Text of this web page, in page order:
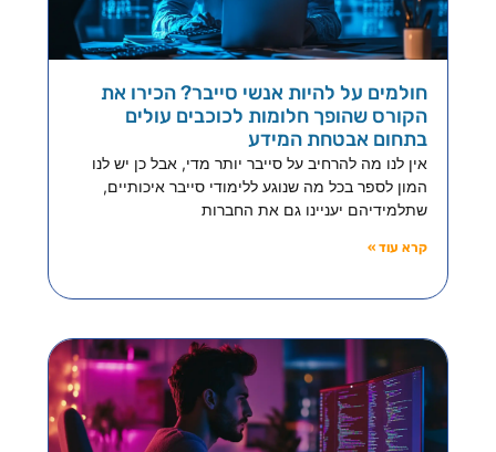
חולמים על להיות אנשי סייבר? הכירו את
הקורס שהופך חלומות לכוכבים עולים
בתחום אבטחת המידע
אין לנו מה להרחיב על סייבר יותר מדי, אבל כן יש לנו
המון לספר בכל מה שנוגע ללימודי סייבר איכותיים,
שתלמידיהם יעניינו גם את החברות
קרא עוד »